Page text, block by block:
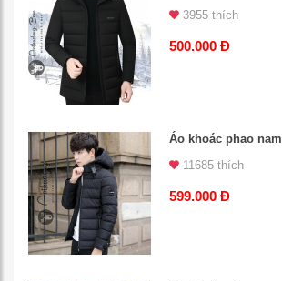
3955 thích
500.000 Đ
Áo khoác phao
11685 thích
599.000 Đ